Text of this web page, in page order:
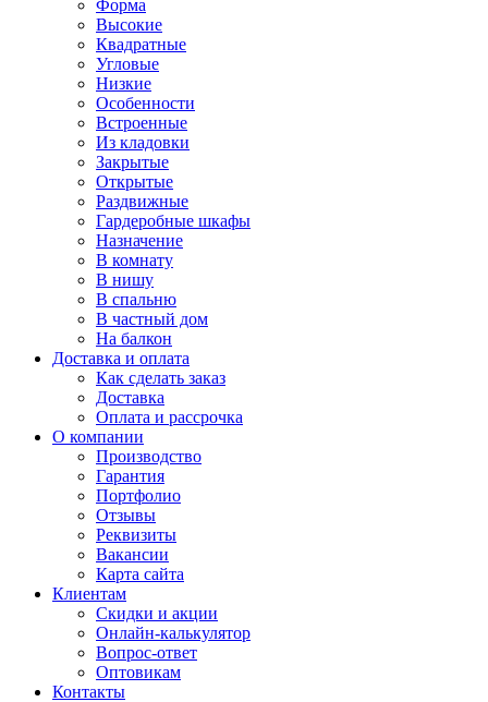
Форма
Высокие
Квадратные
Угловые
Низкие
Особенности
Встроенные
Из кладовки
Закрытые
Открытые
Раздвижные
Гардеробные шкафы
Назначение
В комнату
В нишу
В спальню
В частный дом
На балкон
Доставка и оплата
Как сделать заказ
Доставка
Оплата и рассрочка
О компании
Производство
Гарантия
Портфолио
Отзывы
Реквизиты
Вакансии
Карта сайта
Клиентам
Скидки и акции
Онлайн-калькулятор
Вопрос-ответ
Оптовикам
Контакты